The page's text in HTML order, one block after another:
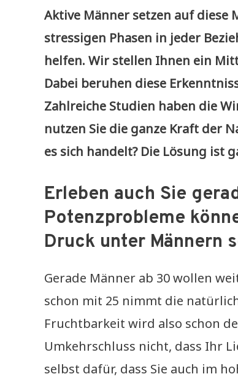
Aktive Männer setzen auf diese
stressigen Phasen in jeder
helfen. Wir stellen Ihnen ein
Dabei beruhen diese
Zahlreiche Studien haben die
nutzen Sie die ganze Kraft der
es sich handelt? Die Lösung ist
Erleben auch Sie
Potenzprobleme
Druck unter Männern
Gerade Männer ab 30 wollen
schon mit 25 nimmt die
Fruchtbarkeit wird also schon
Umkehrschluss nicht, dass Ihr
selbst dafür, dass Sie auch im